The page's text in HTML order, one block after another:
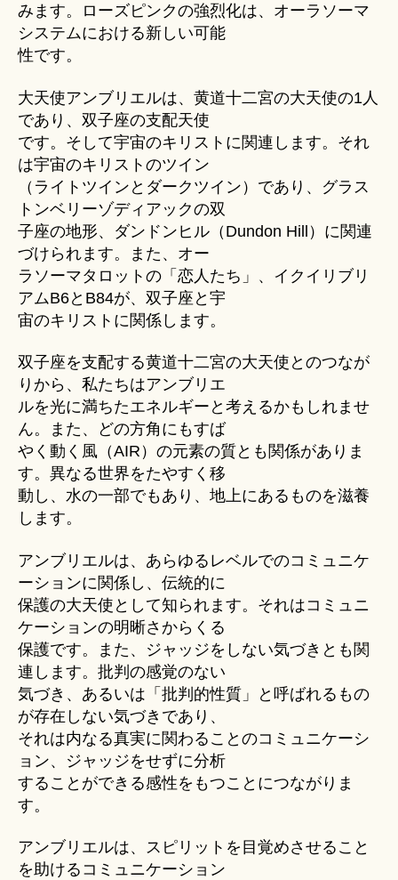
みます。ローズピンクの強烈化は、オーラソーマ
システムにおける新しい可能
性です。
大天使アンブリエルは、黄道十二宮の大天使の1人
であり、双子座の支配天使
です。そして宇宙のキリストに関連します。それ
は宇宙のキリストのツイン
（ライトツインとダークツイン）であり、グラス
トンベリーゾディアックの双
子座の地形、ダンドンヒル（Dundon Hill）に関連
づけられます。また、オー
ラソーマタロットの「恋人たち」、イクイリブリ
アムB6とB84が、双子座と宇
宙のキリストに関係します。
双子座を支配する黄道十二宮の大天使とのつなが
りから、私たちはアンブリエ
ルを光に満ちたエネルギーと考えるかもしれませ
ん。また、どの方角にもすば
やく動く風（AIR）の元素の質とも関係がありま
す。異なる世界をたやすく移
動し、水の一部でもあり、地上にあるものを滋養
します。
アンブリエルは、あらゆるレベルでのコミュニケ
ーションに関係し、伝統的に
保護の大天使として知られます。それはコミュニ
ケーションの明晰さからくる
保護です。また、ジャッジをしない気づきとも関
連します。批判の感覚のない
気づき、あるいは「批判的性質」と呼ばれるもの
が存在しない気づきであり、
それは内なる真実に関わることのコミュニケーシ
ョン、ジャッジをせずに分析
することができる感性をもつことにつながりま
す。
アンブリエルは、スピリットを目覚めさせること
を助けるコミュニケーション